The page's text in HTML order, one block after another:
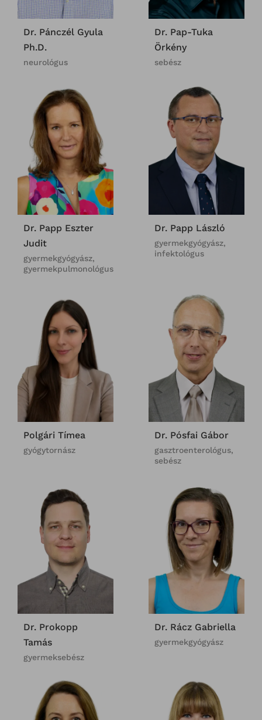
Dr. Pánczél Gyula
Ph.D.
neurológus
Dr. Pap-Tuka
Örkény
sebész
Dr. Papp Eszter
Judit
gyermekgyógyász,
gyermekpulmonológus
Dr. Papp László
gyermekgyógyász,
infektológus
Polgári Tímea
gyógytornász
Dr. Pósfai Gábor
gasztroenterológus,
sebész
Dr. Prokopp
Tamás
gyermeksebész
Dr. Rácz Gabriella
gyermekgyógyász